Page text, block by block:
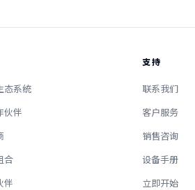
态系统
伙伴
合
伴
支持
联系我们
客户服务
销售咨询
设备手册
立即开始